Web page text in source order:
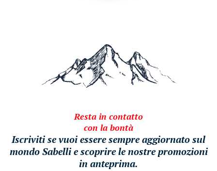
Resta in contatto
con la bontà
Iscriviti se vuoi essere sempre aggiornato sul
mondo Sabelli e scoprire le nostre promozioni
in anteprima.